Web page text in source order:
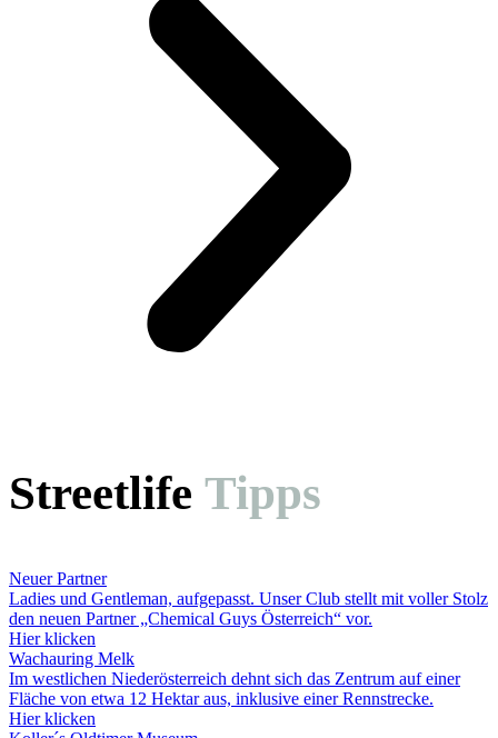
Streetlife Tipps
Neuer Partner
Ladies und Gentleman, aufgepasst. Unser Club stellt mit voller Stolz
den neuen Partner „Chemical Guys Österreich“ vor.
Hier klicken
Wachauring Melk
Im westlichen Niederösterreich dehnt sich das Zentrum auf einer
Fläche von etwa 12 Hektar aus, inklusive einer Rennstrecke.
Hier klicken